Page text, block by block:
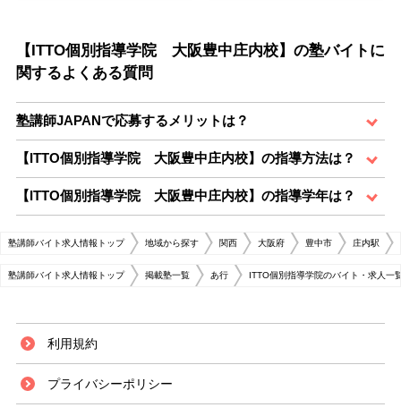
【ITTO個別指導学院 大阪豊中庄内校】の塾バイトに
関するよくある質問
塾講師JAPANで応募するメリットは？
【ITTO個別指導学院 大阪豊中庄内校】の指導方法は？
【ITTO個別指導学院 大阪豊中庄内校】の指導学年は？
塾講師バイト求人情報トップ 地域から探す 関西 大阪府 豊中市 庄内駅
塾講師バイト求人情報トップ 掲載塾一覧 あ行 ITTO個別指導学院のバイト・求人一
利用規約
プライバシーポリシー